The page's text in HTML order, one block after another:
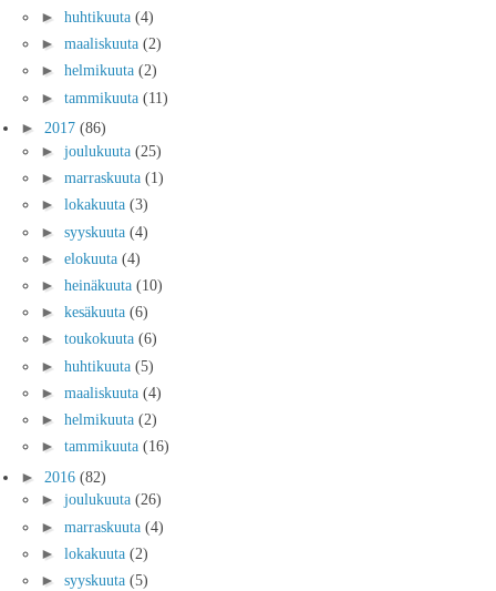
► huhtikuuta (4)
► maaliskuuta (2)
► helmikuuta (2)
► tammikuuta (11)
► 2017 (86)
► joulukuuta (25)
► marraskuuta (1)
► lokakuuta (3)
► syyskuuta (4)
► elokuuta (4)
► heinäkuuta (10)
► kesäkuuta (6)
► toukokuuta (6)
► huhtikuuta (5)
► maaliskuuta (4)
► helmikuuta (2)
► tammikuuta (16)
► 2016 (82)
► joulukuuta (26)
► marraskuuta (4)
► lokakuuta (2)
► syyskuuta (5)